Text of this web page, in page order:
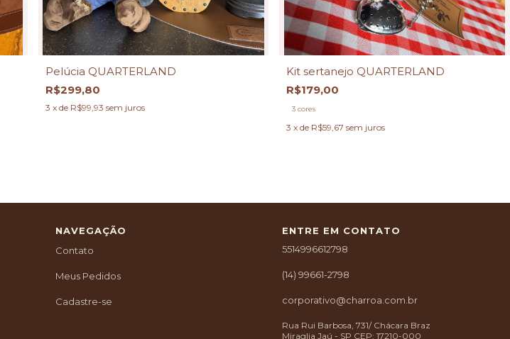
Pelúcia QUARTERLAND
R$299,80
3 x de R$99,93 sem juros
Kit sertanejo QUARTERLAND
R$179,00
3 cores
3 x de R$59,67 sem juros
NAVEGAÇÃO
Contato
Meus Pedidos
Cadastre-se
ENTRE EM CONTATO
5514996612798
(14) 99661-2798
corporativo@charroa.com.br
Rua Rui Barbosa, 731/ Chácara Braz
Miraglia Jaú - SP CEP: 17210-000